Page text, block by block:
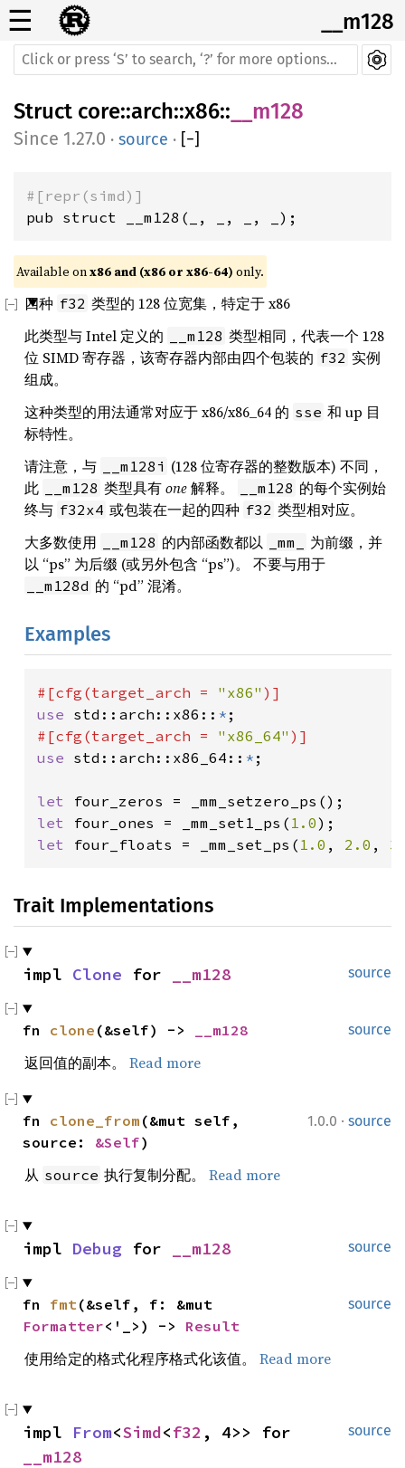
☰ __m128
Struct core::arch::x86:: __m128
1.27.0 · source · [−]
#[repr(simd)]
pub struct __m128(_, _, _, _);
Available on x86 and (x86 or x86-64) only.
四种 f32 类型的 128 位宽集，特定于 x86
此类型与 Intel 定义的
__m128 类型相同，代表一个 128
位 SIMD 寄存器，该寄存器内部由四个包装的 f32 实例
组成。
这种类型的用法通常对应于 x86/x86_64 的 sse 和 up 目
标特性。
请注意，与
__m128i (128 位寄存器的整数版本) 不同，
此
__m128 类型具有one解释。 __m128 的每个实例始
终与 f32x4 或包装在一起的四种 f32 类型相对应。
大多数使用
__m128 的内部函数都以 _mm_
为前缀，并
以 “ps” 为后缀 (或另外包含 “ps”)。 不要与用于
__m128d 的 “pd” 混淆。
Examples
#[cfg(target_arch = "x86"
use std::arch::x86:: *
#[cfg(target_arch = "x86_64"
use std::arch::x86_64:: * ;
let
let four_ones = _mm_set1_ps( 1.0
let four_floats = _mm_set_ps( 1.0 , 2.0 ,
Trait Implementations
source
impl Clone for __m128
source
fn clone (&self) -> __m128
返回值的副本。 Read more
1.0.0 · source
fn clone_from (&mut self,
source: &Self)
从 source 执行复制分配。 Read more
source
impl Debug for __m128
source
fn fmt
Formatter<'_>) -> Result
使用给定的格式化程序格式化该值。 Read more
source
impl From<Simd<f32
__m128